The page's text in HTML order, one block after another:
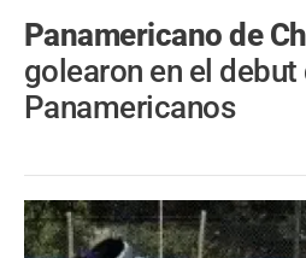
Panamericano de
golearon en el debut
Panamericanos